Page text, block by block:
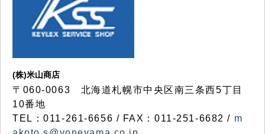
(株)米山商店
〒060-0063 北海道札幌市中央区南三条西5丁目
10番地
TEL：011-261-6656 / FAX：011-251-6682 / m